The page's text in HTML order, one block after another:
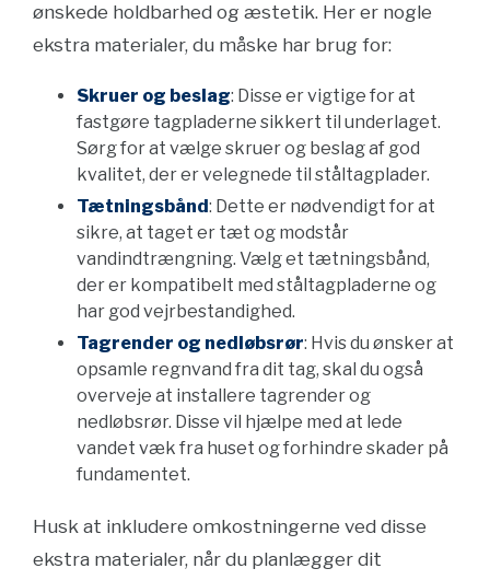
ønskede holdbarhed og æstetik. Her er nogle
ekstra materialer, du måske har brug for:
Skruer og beslag: Disse er vigtige for at
fastgøre tagpladerne sikkert til underlaget.
Sørg for at vælge skruer og beslag af god
kvalitet, der er velegnede til ståltagplader.
Tætningsbånd: Dette er nødvendigt for at
sikre, at taget er tæt og modstår
vandindtrængning. Vælg et tætningsbånd,
der er kompatibelt med ståltagpladerne og
har god vejrbestandighed.
Tagrender og nedløbsrør: Hvis du ønsker at
opsamle regnvand fra dit tag, skal du også
overveje at installere tagrender og
nedløbsrør. Disse vil hjælpe med at lede
vandet væk fra huset og forhindre skader på
fundamentet.
Husk at inkludere omkostningerne ved disse
ekstra materialer, når du planlægger dit